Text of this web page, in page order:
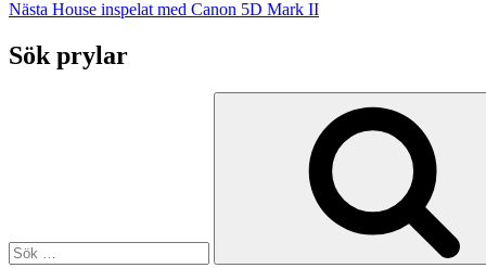
Nästa House inspelat med Canon 5D Mark II
Sök prylar